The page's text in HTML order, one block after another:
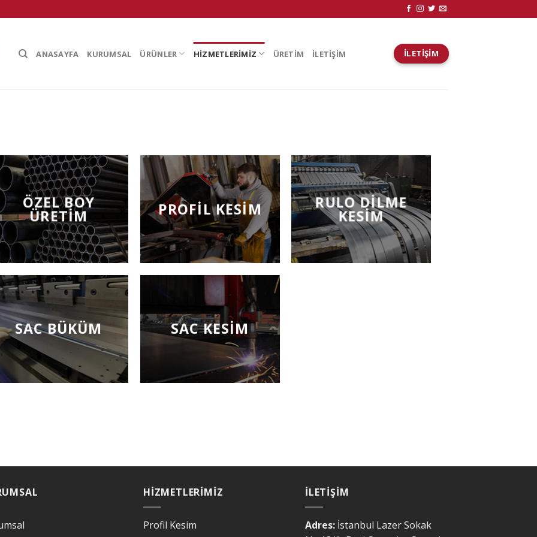
ANASAYFA KURUMSAL ÜRÜNLER HİZMETLERİMİZ ÜRETİM İLETİŞİM İLETIŞIM
ÖZEL BOY
ÜRETIM PROFIL KESIM RULO DILME
KESIM
SAC BÜKÜM SAC KESIM
HIZMETLERIMIZ
Profil Kesim
İLETIŞIM
Adres: İstanbul Lazer Sokak